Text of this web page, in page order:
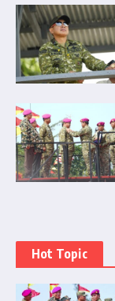
Hot Topic